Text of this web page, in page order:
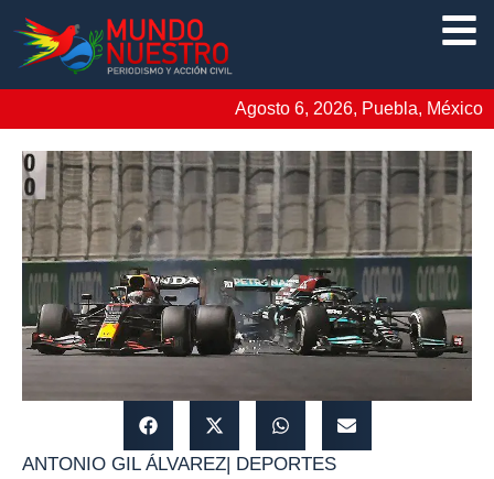
Agosto 6, 2026, Puebla, México
ANTONIO GIL ÁLVAREZ| DEPORTES